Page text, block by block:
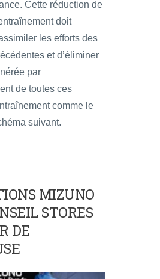
Cette réduction de
doit
les efforts des
et d’éliminer
par
de toutes ces
comme le
suivant.
MIZUNO
STORES
DE